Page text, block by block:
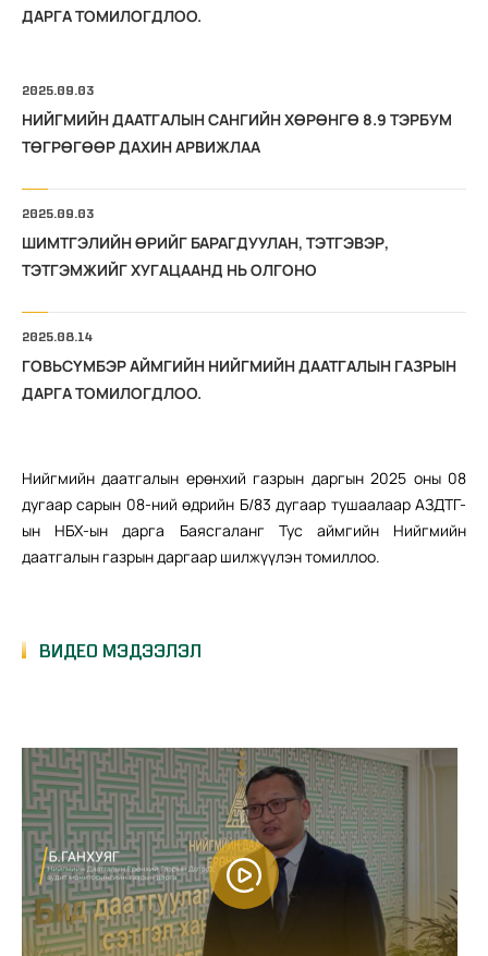
ДАРГА ТОМИЛОГДЛОО.
2025.09.03
НИЙГМИЙН ДААТГАЛЫН САНГИЙН ХӨРӨНГӨ 8.9 ТЭРБУМ
ТӨГРӨГӨӨР ДАХИН АРВИЖЛАА
2025.09.03
ШИМТГЭЛИЙН ӨРИЙГ БАРАГДУУЛАН, ТЭТГЭВЭР,
ТЭТГЭМЖИЙГ ХУГАЦААНД НЬ ОЛГОНО
2025.08.14
ГОВЬСҮМБЭР АЙМГИЙН НИЙГМИЙН ДААТГАЛЫН ГАЗРЫН
ДАРГА ТОМИЛОГДЛОО.
Шинэ санал, санаачлагыг дэмжиж ажиллана
2025.03.22
2025.03.22
Б.БАТЖАРГАЛ: НИЙГМИЙН ДААТГАЛЫН БАЙГУУЛЛАГЫН
АЛБА ХААГЧИДТАЙ
2025.03.22
Нийгмийн даатгалын ерөнхий газрын даргын 2025 оны 08
дугаар сарын 08-ний өдрийн Б/83 дугаар тушаалаар АЗДТГ-
ын НБХ-ын дарга Баясгаланг Тус аймгийн Нийгмийн
даатгалын газрын даргаар шилжүүлэн томиллоо.
ВИДЕО МЭДЭЭЛЭЛ